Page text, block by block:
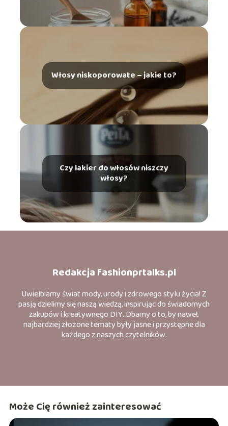
Włosy niskoporowate – jakie to?
Czy lakier do włosów niszczy
włosy?
Redakcja fashionprtalks.pl
Uwielbiamy świat mody, urody i zdrowego stylu życia! Z
pasją dzielimy się naszą wiedzą, inspirując do świadomych
zakupów i kreatywnego DIY. Dbamy o to, by nawet
najbardziej złożone tematy były jasne i przystępne dla
każdego z naszych czytelników.
Może Cię również zainteresować